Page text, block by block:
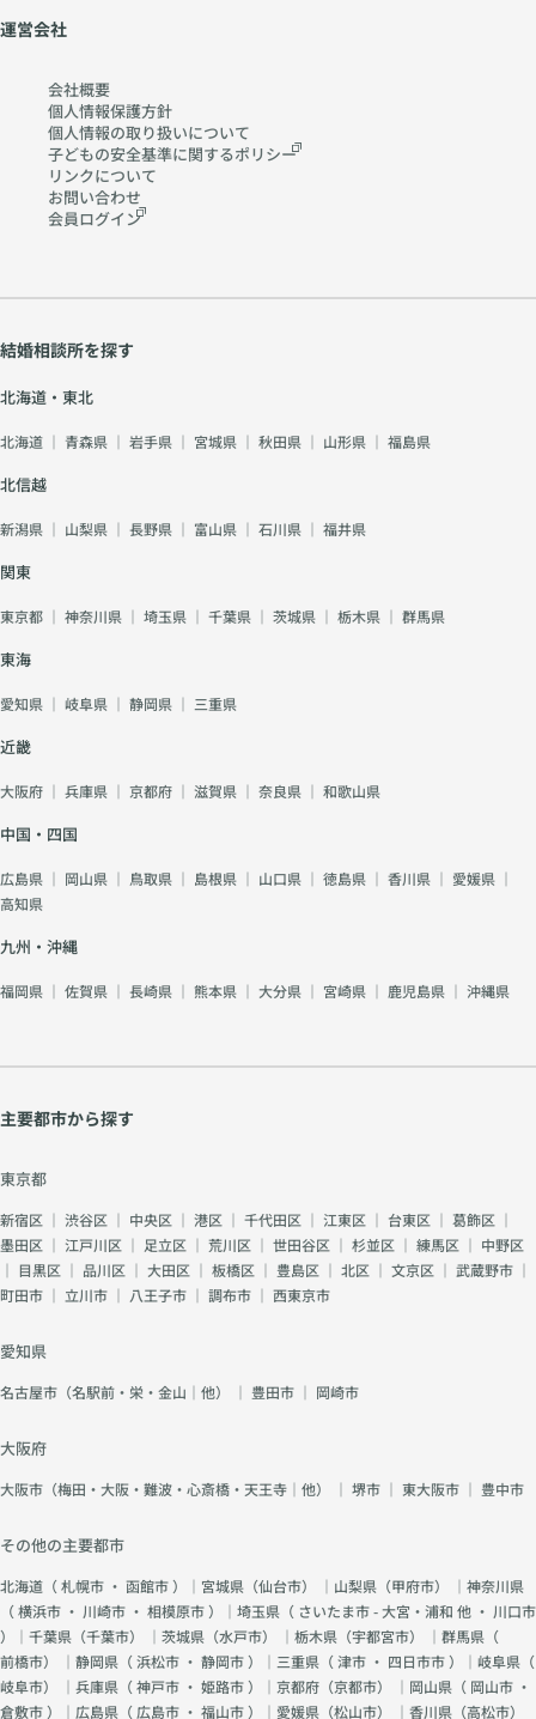
運営会社
会社概要
個人情報保護方針
個人情報の取り扱いについて
子どもの安全基準に関するポリシー
リンクについて
お問い合わせ
会員ログイン
結婚相談所を探す
北海道・東北
北海道 ｜ 青森県 ｜ 岩手県 ｜ 宮城県 ｜ 秋田県 ｜ 山形県 ｜ 福島県
北信越
新潟県 ｜ 山梨県 ｜ 長野県 ｜ 富山県 ｜ 石川県 ｜ 福井県
関東
東京都 ｜ 神奈川県 ｜ 埼玉県 ｜ 千葉県 ｜ 茨城県 ｜ 栃木県 ｜ 群馬県
東海
愛知県 ｜ 岐阜県 ｜ 静岡県 ｜ 三重県
近畿
大阪府 ｜ 兵庫県 ｜ 京都府 ｜ 滋賀県 ｜ 奈良県 ｜ 和歌山県
中国・四国
広島県 ｜ 岡山県 ｜ 鳥取県 ｜ 島根県 ｜ 山口県 ｜ 徳島県 ｜ 香川県 ｜ 愛媛県 ｜
高知県
九州・沖縄
福岡県 ｜ 佐賀県 ｜ 長崎県 ｜ 熊本県 ｜ 大分県 ｜ 宮崎県 ｜ 鹿児島県 ｜ 沖縄県
主要都市から探す
東京都
新宿区 ｜ 渋谷区 ｜ 中央区 ｜ 港区 ｜ 千代田区 ｜ 江東区 ｜ 台東区 ｜ 葛飾区 ｜
墨田区 ｜ 江戸川区 ｜ 足立区 ｜ 荒川区 ｜ 世田谷区 ｜ 杉並区 ｜ 練馬区 ｜ 中野区
｜ 目黒区 ｜ 品川区 ｜ 大田区 ｜ 板橋区 ｜ 豊島区 ｜ 北区 ｜ 文京区 ｜ 武蔵野市 ｜
町田市 ｜ 立川市 ｜ 八王子市 ｜ 調布市 ｜ 西東京市
愛知県
名古屋市（名駅前・栄・金山｜他） ｜ 豊田市 ｜ 岡崎市
大阪府
大阪市（梅田・大阪・難波・心斎橋・天王寺｜他） ｜ 堺市 ｜ 東大阪市 ｜ 豊中市
その他の主要都市
北海道（札幌市 ・ 函館市）｜宮城県（仙台市） ｜山梨県（甲府市） ｜神奈川県
（横浜市 ・ 川崎市 ・ 相模原市）｜埼玉県（ さいたま市 - 大宮・浦和 他 ・ 川口市
）｜千葉県（千葉市） ｜茨城県（水戸市） ｜栃木県（宇都宮市） ｜群馬県（
前橋市） ｜静岡県（浜松市 ・ 静岡市）｜三重県（津市 ・ 四日市市）｜岐阜県（
岐阜市） ｜兵庫県（神戸市 ・ 姫路市）｜京都府（京都市） ｜岡山県（ 岡山市 ・
倉敷市）｜広島県（ 広島市 ・ 福山市）｜愛媛県（松山市） ｜香川県（高松市）